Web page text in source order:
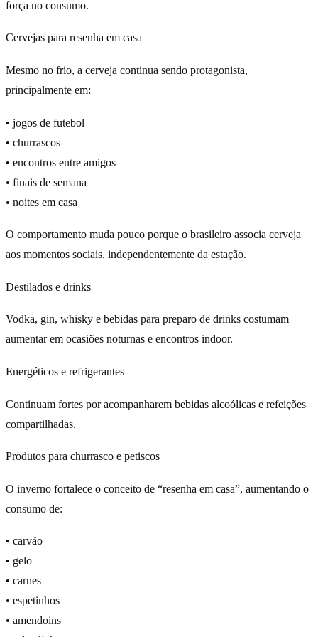
força no consumo.
Cervejas para resenha em casa
Mesmo no frio, a cerveja continua sendo protagonista,
principalmente em:
• jogos de futebol
• churrascos
• encontros entre amigos
• finais de semana
• noites em casa
O comportamento muda pouco porque o brasileiro associa cerveja
aos momentos sociais, independentemente da estação.
Destilados e drinks
Vodka, gin, whisky e bebidas para preparo de drinks costumam
aumentar em ocasiões noturnas e encontros indoor.
Energéticos e refrigerantes
Continuam fortes por acompanharem bebidas alcoólicas e refeições
compartilhadas.
Produtos para churrasco e petiscos
O inverno fortalece o conceito de “resenha em casa”, aumentando o
consumo de:
• carvão
• gelo
• carnes
• espetinhos
• amendoins